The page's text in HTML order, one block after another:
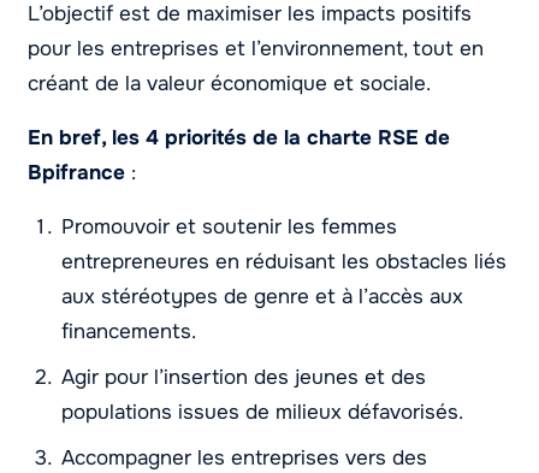
L’objectif est de maximiser les impacts positifs
pour les entreprises et l’environnement, tout en
créant de la valeur économique et sociale.
En bref, les 4 priorités de la charte RSE de
Bpifrance :
Promouvoir et soutenir les femmes
entrepreneures en réduisant les obstacles liés
aux stéréotypes de genre et à l’accès aux
financements.
Agir pour l’insertion des jeunes et des
populations issues de milieux défavorisés.
Accompagner les entreprises vers des